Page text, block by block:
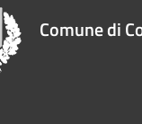
Comune di